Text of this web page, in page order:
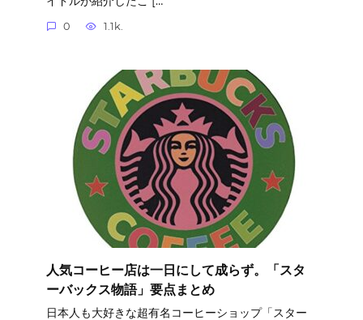
0 1.1k.
人気コーヒー店は一日にして成らず。「スタ
ーバックス物語」要点まとめ
日本人も大好きな超有名コーヒーショップ「スター